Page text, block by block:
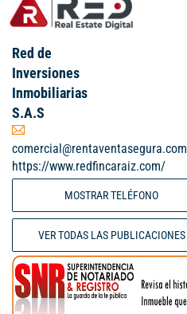
Red de
Inversiones
Inmobiliarias
S.A.S
comercial@rentaventasegura.com
https://www.redfincaraiz.com/
MOSTRAR TELÉFONO
VER TODAS LAS PUBLICACIONES